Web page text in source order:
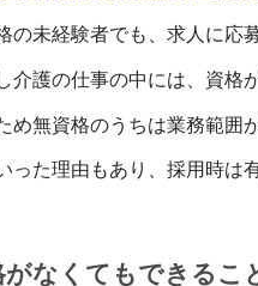
の未経験者でも、求人に応
介護の仕事の中には、資格
め無資格のうちは業務範囲
った理由もあり、採用時は
がなくてもできるこ